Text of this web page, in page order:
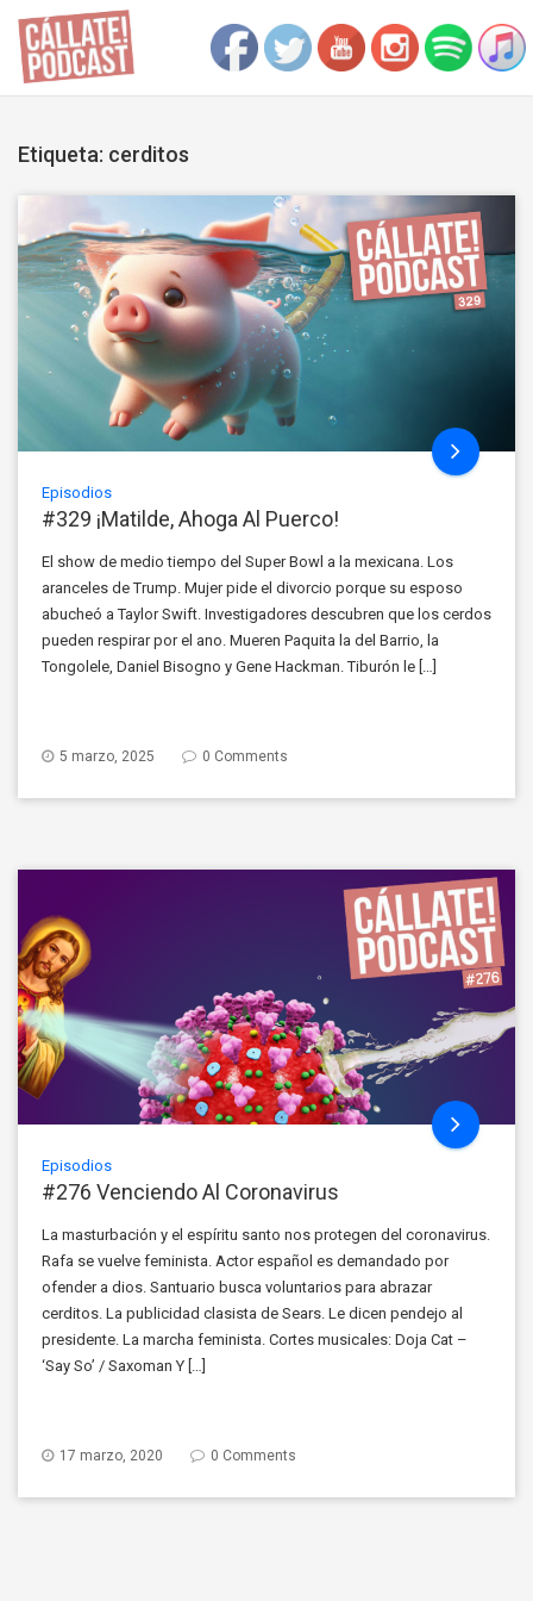
Etiqueta: cerditos
Episodios
#329 ¡Matilde, Ahoga Al Puerco!
El show de medio tiempo del Super Bowl a la mexicana. Los
aranceles de Trump. Mujer pide el divorcio porque su esposo
abucheó a Taylor Swift. Investigadores descubren que los cerdos
pueden respirar por el ano. Mueren Paquita la del Barrio, la
Tongolele, Daniel Bisogno y Gene Hackman. Tiburón le […]
5 marzo, 2025 0 Comments
Episodios
#276 Venciendo Al Coronavirus
La masturbación y el espíritu santo nos protegen del coronavirus.
Rafa se vuelve feminista. Actor español es demandado por
ofender a dios. Santuario busca voluntarios para abrazar
cerditos. La publicidad clasista de Sears. Le dicen pendejo al
presidente. La marcha feminista. Cortes musicales: Doja Cat –
‘Say So’ / Saxoman Y […]
17 marzo, 2020 0 Comments